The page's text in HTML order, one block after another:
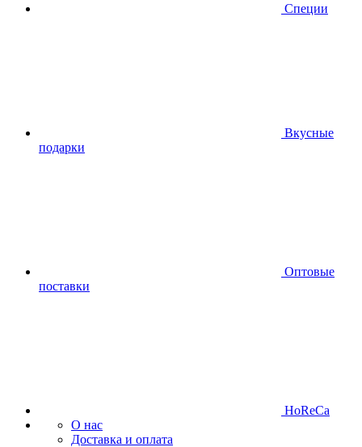
Специи
Вкусные
подарки
Оптовые
поставки
HoReCa
О нас
Доставка и оплата